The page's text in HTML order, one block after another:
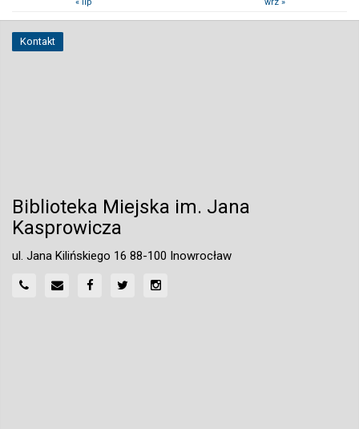
Kontakt
Biblioteka Miejska im. Jana
Kasprowicza
ul. Jana Kilińskiego 16 88-100 Inowrocław